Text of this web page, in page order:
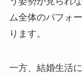
ム全体のパフォ
ります。
一方、結婚生活